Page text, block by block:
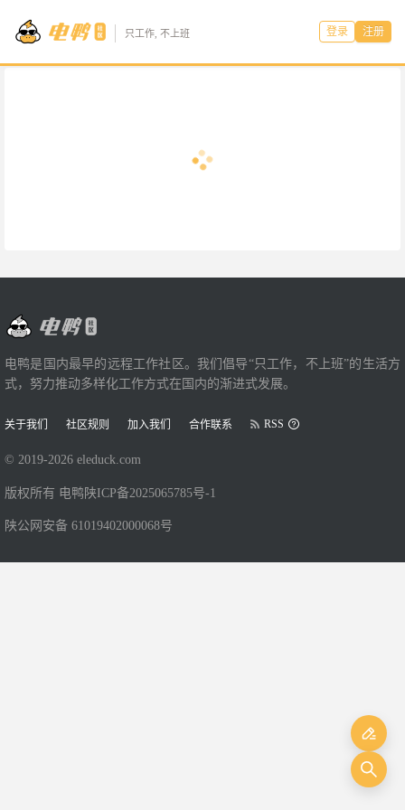
只工作, 不上班 登录 注册
电鸭是国内最早的远程工作社区。我们倡导“只工作，不上班”的生活方
式，努力推动多样化工作方式在国内的渐进式发展。
关于我们 社区规则 加入我们 合作联系 RSS
© 2019-2026 eleduck.com
版权所有 电鸭 陕ICP备2025065785号-1
陕公网安备 61019402000068号